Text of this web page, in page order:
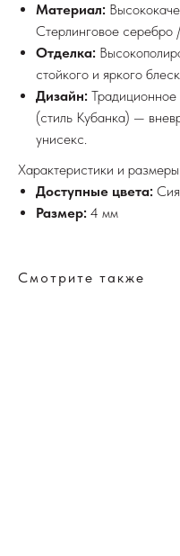
Материал:
Стерлинговое
Отделка:
стойкого и яркого
Дизайн:
(стиль Кубанка) —
унисекс.
Характеристики и размеры
Доступные цвета:
Размер: 4 мм
Смотрите также